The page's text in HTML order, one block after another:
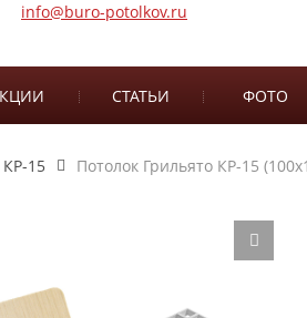
info@buro-potolkov.ru
СТАТЬИ ФОТО
КР-15 Потолок Грильято КР-15